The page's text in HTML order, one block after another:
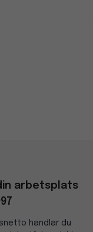
arbetsplats
handlar du